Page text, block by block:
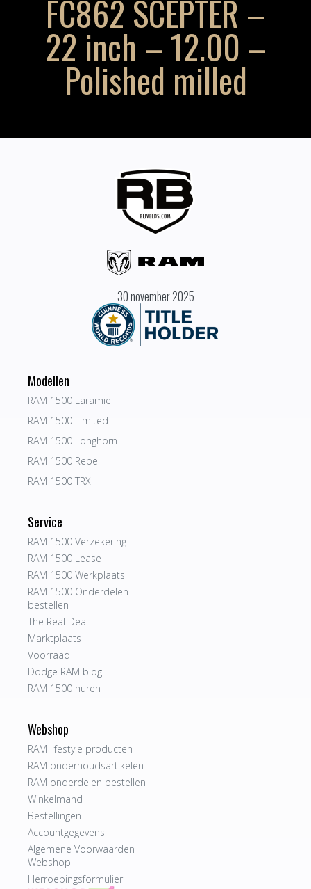
FC862 SCEPTER –
22 inch – 12.00 –
Polished milled
30 november 2025
Modellen
RAM 1500 Laramie
RAM 1500 Limited
RAM 1500 Longhorn
RAM 1500 Rebel
RAM 1500 TRX
Service
RAM 1500 Verzekering
RAM 1500 Lease
RAM 1500 Werkplaats
RAM 1500 Onderdelen
bestellen
The Real Deal
Marktplaats
Voorraad
Dodge RAM blog
RAM 1500 huren
Webshop
RAM lifestyle producten
RAM onderhoudsartikelen
RAM onderdelen bestellen
Winkelmand
Bestellingen
Accountgegevens
Algemene Voorwaarden
Webshop
Herroepingsformulier